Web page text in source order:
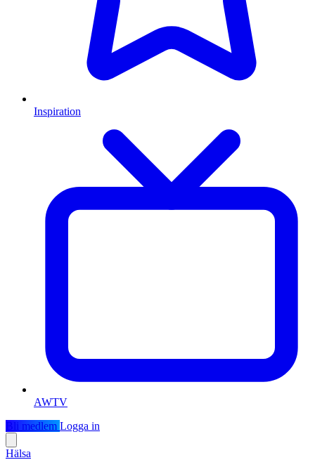
Inspiration
AWTV
Bli medlem Logga in
Hälsa